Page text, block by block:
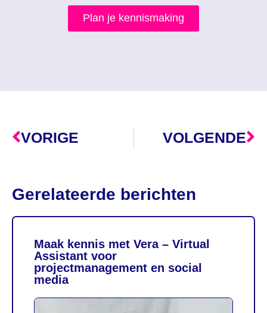
Plan je kennismaking
VORIGE VOLGENDE
Gerelateerde berichten
Maak kennis met Vera – Virtual
Assistant voor
projectmanagement en social
media